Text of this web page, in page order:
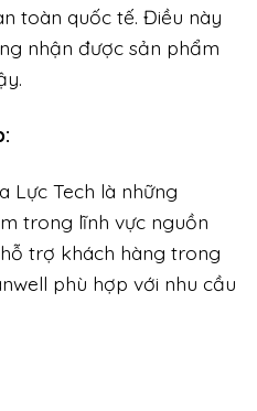
toàn quốc tế. Điều này
nhận được sản phẩm
Lực Tech là những
trong lĩnh vực nguồn
trợ khách hàng trong
phù hợp với nhu cầu